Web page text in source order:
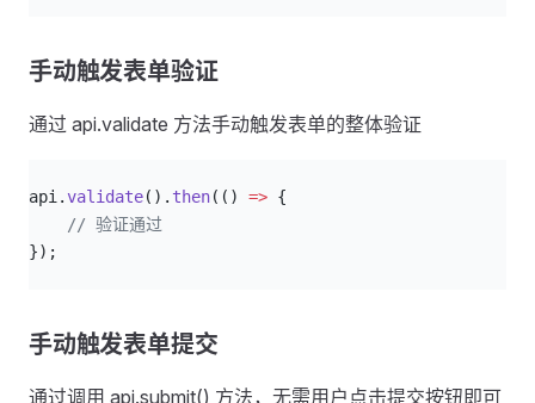
手动触发表单验证
通过 api.validate 方法手动触发表单的整体验证
api.validate(). then(() => {
    // 验证通过
});
手动触发表单提交
通过调用 api.submit() 方法，无需用户点击提交按钮即可